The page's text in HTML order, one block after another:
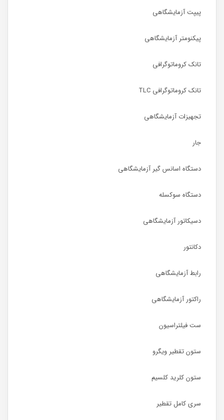
پیپت آزمایشگاهی
پیکنومتر آزمایشگاهی
تانک کروماتوگرافی
تانک کروماتوگرافی TLC
تجهیزات آزمایشگاهی
جار
دستگاه اسانس گیر آزمایشگاهی
دستگاه سوکسله
دسیکاتور آزمایشگاهی
دکانتور
رابط آزمایشگاهی
راکتور آزمایشگاهی
ست فیلتراسیون
ستون تقطیر ویگرو
ستون کلرید کلسیم
سری کامل تقطیر